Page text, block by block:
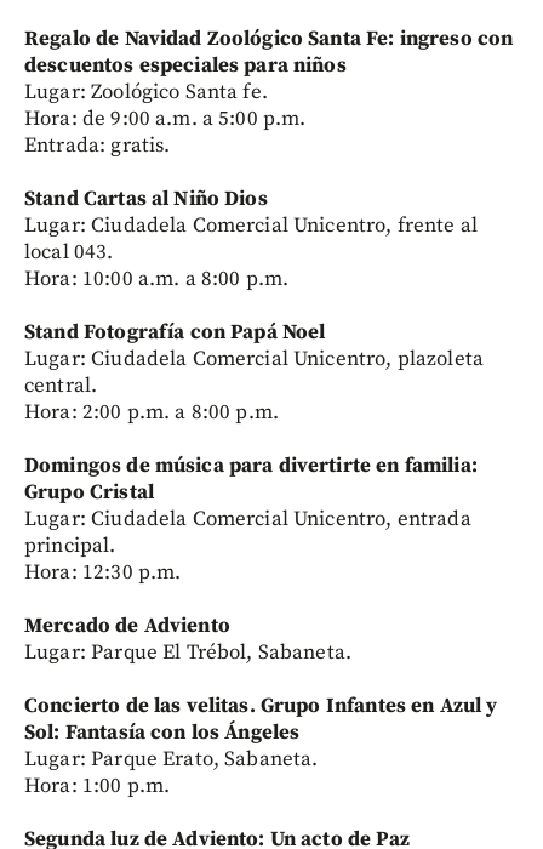
Regalo de Navidad Zoológico Santa Fe: ingreso con
descuentos especiales para niños
Lugar: Zoológico Santa fe.
Hora: de 9:00 a.m. a 5:00 p.m.
Entrada: gratis.
Stand Cartas al Niño Dios
Lugar: Ciudadela Comercial Unicentro, frente al
local 043.
Hora: 10:00 a.m. a 8:00 p.m.
Stand Fotografía con Papá Noel
Lugar: Ciudadela Comercial Unicentro, plazoleta
central.
Hora: 2:00 p.m. a 8:00 p.m.
Domingos de música para divertirte en familia:
Grupo Cristal
Lugar: Ciudadela Comercial Unicentro, entrada
principal.
Hora: 12:30 p.m.
Mercado de Adviento
Lugar: Parque El Trébol, Sabaneta.
Concierto de las velitas. Grupo Infantes en Azul y
Sol: Fantasía con los Ángeles
Lugar: Parque Erato, Sabaneta.
Hora: 1:00 p.m.
Segunda luz de Adviento: Un acto de Paz